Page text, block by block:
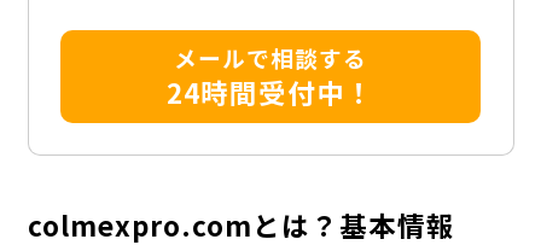
メールで相談する
24時間受付中！
colmexpro.comとは？基本情報